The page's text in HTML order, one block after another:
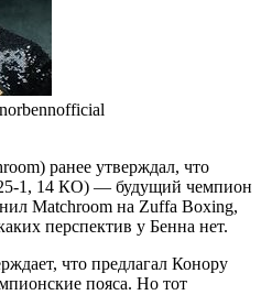
ранее утверждал, что
1, 14 КО) — будущий чемпион
Matchroom на Zuffa Boxing,
перспектив у Бенна нет.
что предлагал Конору
пояса. Но тот